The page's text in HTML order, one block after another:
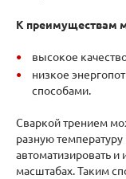
К преимуществам
высокое
низкое
способами.
Сваркой трением
разную
автоматизировать
масштабах. Таким